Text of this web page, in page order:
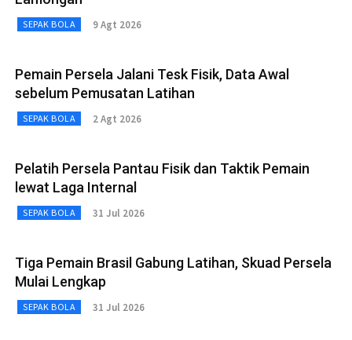
SEPAK BOLA 9 Agt 2026
Pemain Persela Jalani Tesk Fisik, Data Awal
sebelum Pemusatan Latihan
SEPAK BOLA 2 Agt 2026
Pelatih Persela Pantau Fisik dan Taktik Pemain
lewat Laga Internal
SEPAK BOLA 31 Jul 2026
Tiga Pemain Brasil Gabung Latihan, Skuad Persela
Mulai Lengkap
SEPAK BOLA 31 Jul 2026